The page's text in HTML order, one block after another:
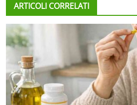
ARTICOLI CORRELATI